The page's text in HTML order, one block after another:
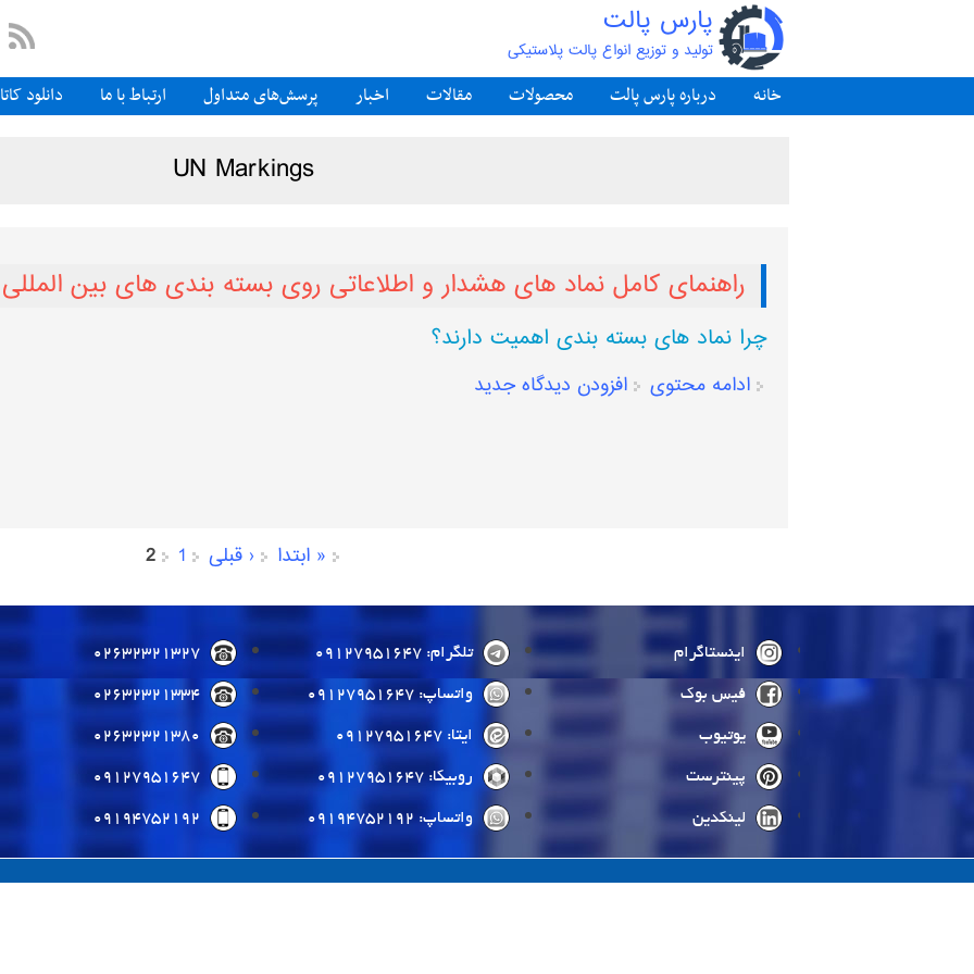
پارس پالت
تولید و توزیع انواع پالت پلاستیکی
خانه درباره پارس پالت محصولات مقالات اخبار پرسش‌های متداول ارتباط با ما دانلود
UN Markings
راهنمای کامل نماد های هشدار و اطلاعاتی روی بسته ‌بندی‌ های بین‌ المللی
چرا نماد های بسته‌ بندی اهمیت دارند؟
ادامه محتوی افزودن دیدگاه جدید
صفحه‌ها
« ابتدا ‹ قبلی 1
2
اینستاگرام
فیس بوک
یوتیوب
پینترست
لینکدین
تلگرام: 09127951647
واتساپ: 09127951647
ایتا: 09127951647
روبیکا: 09127951647
واتساپ: 09194752192
02632321327
02632321334
02632321380
09127951647
09194752192